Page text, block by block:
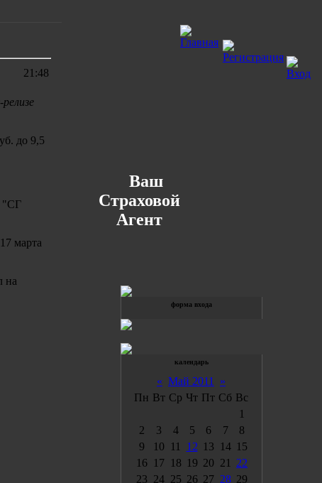
21:48
до 9,5
"СГ
марта
на
Ваш
Страховой
Агент
форма входа
календарь
« Май 2011
»
Пн Вт Ср Чт Пт Сб Вс
1
2
3 4 5 6 7
8
9
10 11 12 13 14 15
16
17 18 19 20 21
22
23 24 25 26 27 28 29